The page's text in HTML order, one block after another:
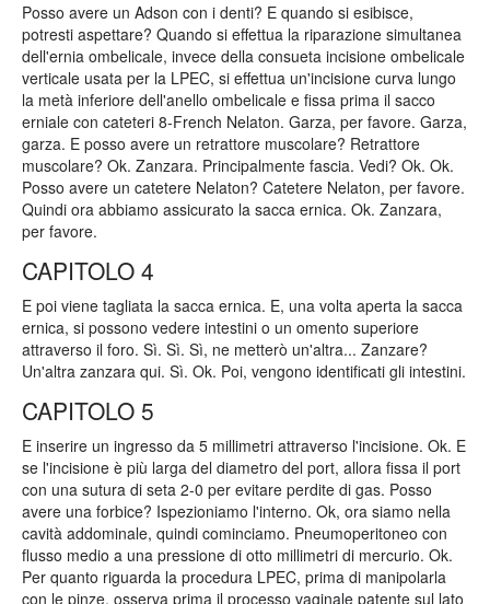
Posso avere un Adson con i denti? E quando si esibisce,
potresti aspettare? Quando si effettua la riparazione simultanea
dell'ernia ombelicale, invece della consueta incisione ombelicale
verticale usata per la LPEC, si effettua un'incisione curva lungo
la metà inferiore dell'anello ombelicale e fissa prima il sacco
erniale con cateteri 8-French Nelaton. Garza, per favore. Garza,
garza. E posso avere un retrattore muscolare? Retrattore
muscolare? Ok. Zanzara. Principalmente fascia. Vedi? Ok. Ok.
Posso avere un catetere Nelaton? Catetere Nelaton, per favore.
Quindi ora abbiamo assicurato la sacca ernica. Ok. Zanzara,
per favore.
CAPITOLO 4
E poi viene tagliata la sacca ernica. E, una volta aperta la sacca
ernica, si possono vedere intestini o un omento superiore
attraverso il foro. Sì. Sì. Sì, ne metterò un'altra... Zanzare?
Un'altra zanzara qui. Sì. Ok. Poi, vengono identificati gli intestini.
CAPITOLO 5
E inserire un ingresso da 5 millimetri attraverso l'incisione. Ok. E
se l'incisione è più larga del diametro del port, allora fissa il port
con una sutura di seta 2-0 per evitare perdite di gas. Posso
avere una forbice? Ispezioniamo l'interno. Ok, ora siamo nella
cavità addominale, quindi cominciamo. Pneumoperitoneo con
flusso medio a una pressione di otto millimetri di mercurio. Ok.
Per quanto riguarda la procedura LPEC, prima di manipolarla
con le pinze, osserva prima il processo vaginale patente sul lato